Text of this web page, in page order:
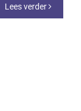
Lees verder